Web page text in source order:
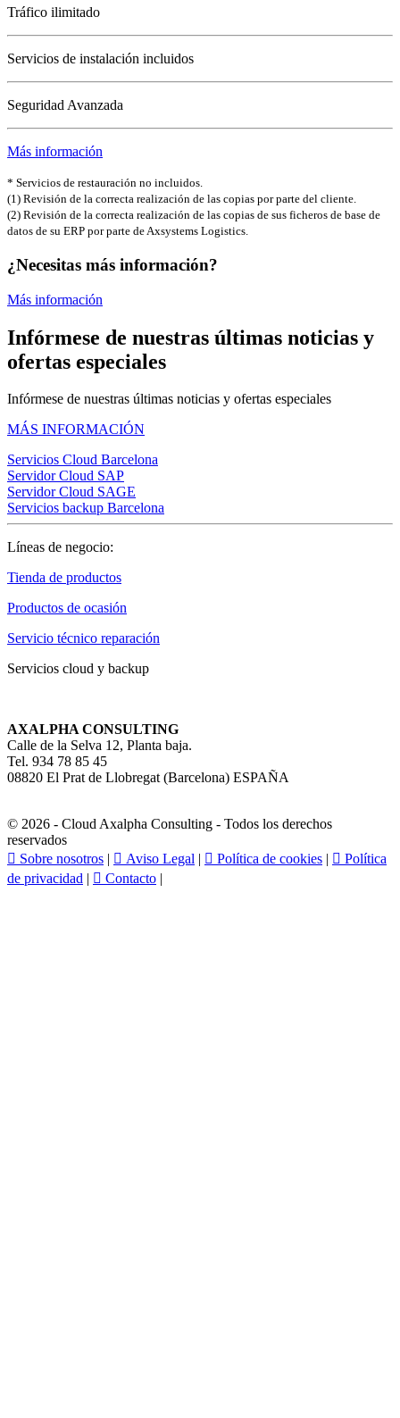
Tráfico ilimitado
Servicios de instalación incluidos
Seguridad Avanzada
Más información
* Servicios de restauración no incluidos.
(1) Revisión de la correcta realización de las copias por parte del cliente.
(2) Revisión de la correcta realización de las copias de sus ficheros de base de
datos de su ERP por parte de Axsystems Logistics.
¿Necesitas más información?
Más información
Infórmese de nuestras últimas noticias y
ofertas especiales
Infórmese de nuestras últimas noticias y ofertas especiales
MÁS INFORMACIÓN
Servicios Cloud Barcelona
Servidor Cloud SAP
Servidor Cloud SAGE
Servicios backup Barcelona
Líneas de negocio:
Tienda de productos
Productos de ocasión
Servicio técnico reparación
Servicios cloud y backup
AXALPHA CONSULTING
Calle de la Selva 12, Planta baja.
Tel. 934 78 85 45
08820 El Prat de Llobregat (Barcelona) ESPAÑA
© 2026 - Cloud Axalpha Consulting - Todos los derechos
reservados
 Sobre nosotros  Aviso Legal  Política de cookies  Política
de privacidad
 Contacto